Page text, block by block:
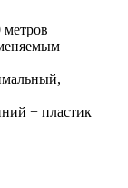
метров
+ пластик